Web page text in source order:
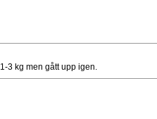
3 kg men gått upp igen.